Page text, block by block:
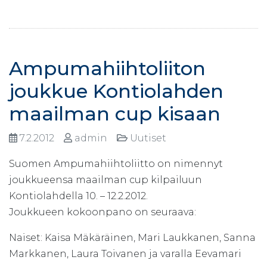
Ampumahiihtoliiton
joukkue Kontiolahden
maailman cup kisaan
7.2.2012 admin Uutiset
Suomen Ampumahiihtoliitto on nimennyt
joukkueensa maailman cup kilpailuun
Kontiolahdella 10. – 12.2.2012.
Joukkueen kokoonpano on seuraava:
Naiset: Kaisa Mäkäräinen, Mari Laukkanen, Sanna
Markkanen, Laura Toivanen ja varalla Eevamari